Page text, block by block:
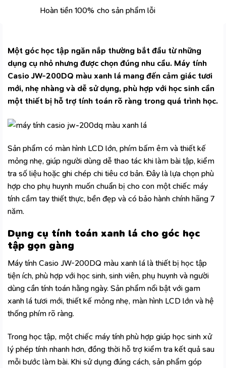
Hoàn tiền 100% cho sản phẩm lỗi
Một góc học tập ngăn nắp thường bắt đầu từ những
dụng cụ nhỏ nhưng được chọn đúng nhu cầu. Máy tính
Casio JW-200DQ màu xanh lá mang đến cảm giác tươi
mới, nhẹ nhàng và dễ sử dụng, phù hợp với học sinh cần
một thiết bị hỗ trợ tính toán rõ ràng trong quá trình học.
Sản phẩm có màn hình LCD lớn, phím bấm êm và thiết kế
mỏng nhẹ, giúp người dùng dễ thao tác khi làm bài tập, kiểm
tra số liệu hoặc ghi chép chi tiêu cơ bản. Đây là lựa chọn phù
hợp cho phụ huynh muốn chuẩn bị cho con một chiếc máy
tính cầm taythiết thực, bền đẹp và có bảo hành chính hãng 7
năm.
Dụng cụ tính toán xanh lá cho góc học
tập gọn gàng
Máy tính Casio JW-200DQ màu xanh lá là thiết bị học tập
tiện ích, phù hợp với học sinh, sinh viên, phụ huynh và người
dùng cần tính toán hằng ngày. Sản phẩm nổi bật với gam
xanh lá tươi mới, thiết kế mỏng nhẹ, màn hình LCD lớn và hệ
thống phím rõ ràng.
Trong học tập, một chiếc máy tính phù hợp giúp học sinh xử
lý phép tính nhanh hơn, đồng thời hỗ trợ kiểm tra kết quả sau
mỗi bước làm bài. Khi sử dụng đúng cách, sản phẩm góp